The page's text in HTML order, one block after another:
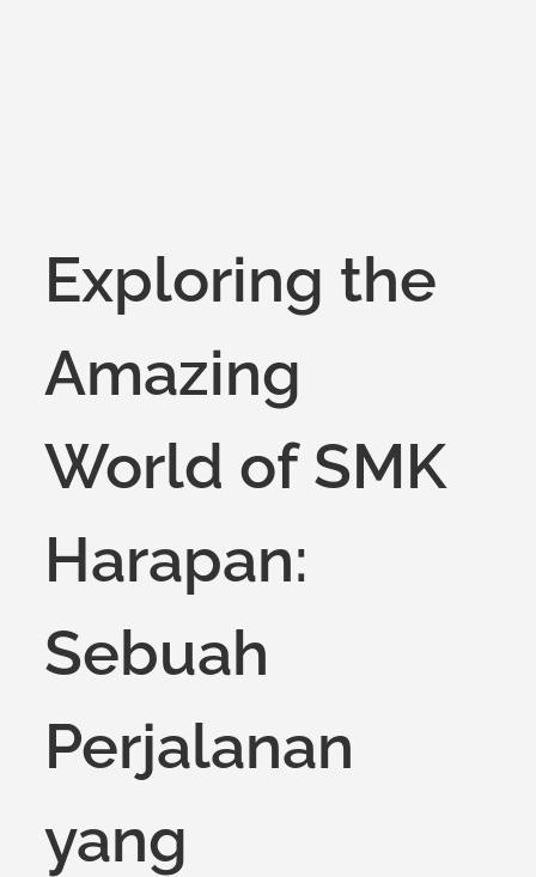
Exploring the
Amazing
World of SMK
Harapan:
Sebuah
Perjalanan
yang